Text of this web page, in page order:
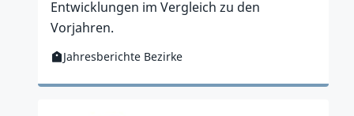
Entwicklungen im Vergleich zu den
Vorjahren.
Kategorie:
Jahresberichte Bezirke
Zur Publikation